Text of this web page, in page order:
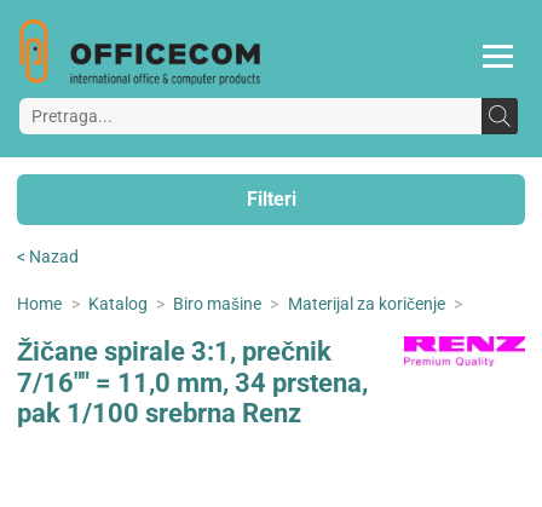
Filteri
< Nazad
Home > Katalog > Biro mašine > Materijal za koričenje >
Žičane spirale 3:1, prečnik
7/16"" = 11,0 mm, 34 prstena,
pak 1/100 srebrna Renz